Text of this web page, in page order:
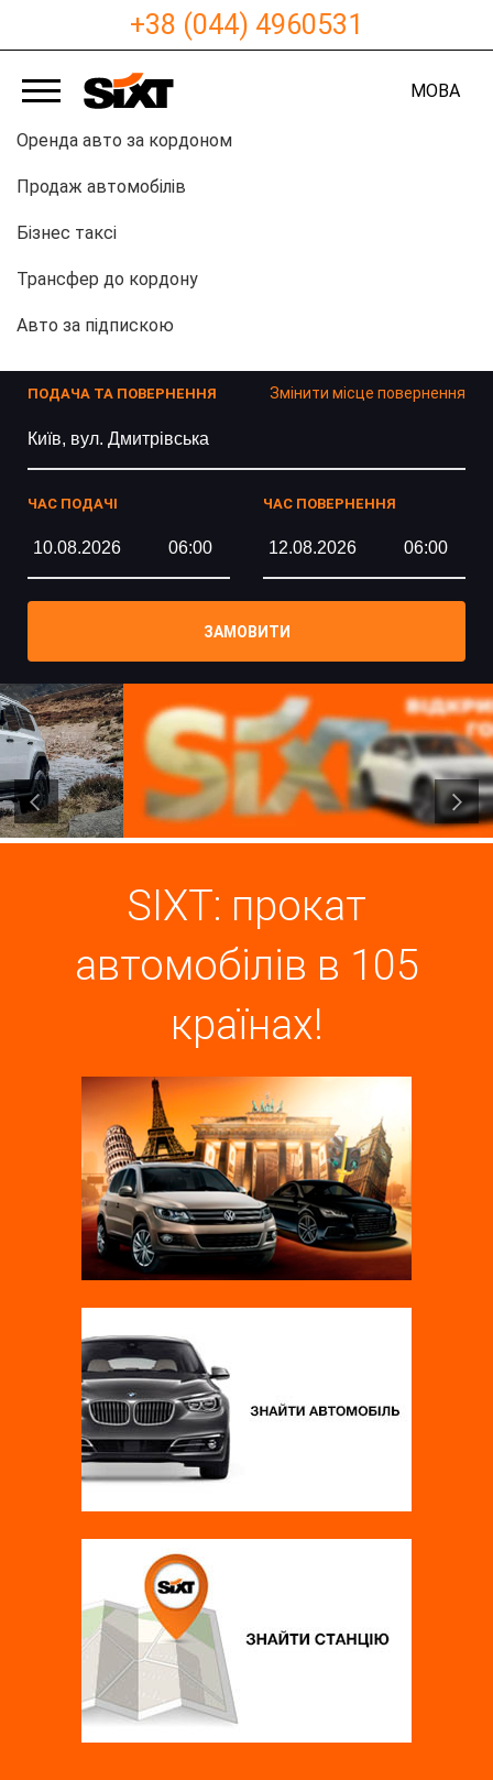
+38 (044) 4960531
МОВА
Оренда авто за кордоном
Продаж автомобілів
Бізнес таксі
Трансфер до кордону
Авто за підпискою
ПОДАЧА ТА ПОВЕРНЕННЯ Змінити місце повернення
ЧАС ПОДАЧІ ЧАС ПОВЕРНЕННЯ
ЗАМОВИТИ
SIXT: прокат
автомобілів в 105
країнах!